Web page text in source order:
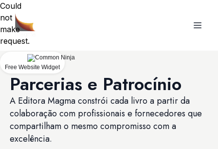
Parcerias e Patrocínio
A Editora Magma constrói cada livro a partir da
colaboração com profissionais e fornecedores que
compartilham o mesmo compromisso com a
excelência.
Could
not
make
request.
Free Website Widget